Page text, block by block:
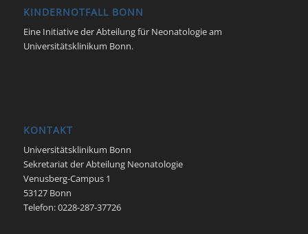
KINDERNOTFALL BONN
Eine Initiative der Abteilung für Neonatologie am
Universitätsklinikum Bonn.
KONTAKT
Universitätsklinikum Bonn
Sekretariat der Abteilung Neonatologie
Venusberg-Campus 1
53127 Bonn
Telefon: 0228-287-37726